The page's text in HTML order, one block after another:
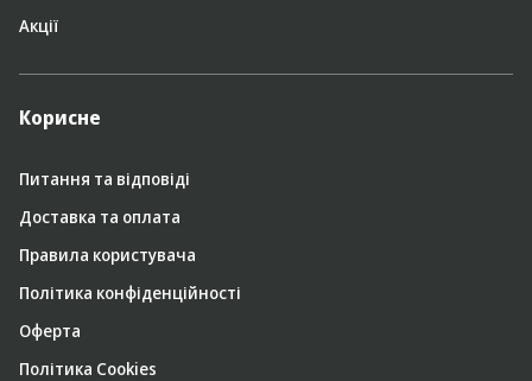
Акції
Корисне
Питання та відповіді
Доставка та оплата
Правила користувача
Політика конфіденційності
Оферта
Політика Cookies